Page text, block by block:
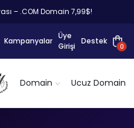
– .COM Domain 7,99$!
Kampanyalar
Üye
Girişi
Destek
0
Domain Ucuz Domain